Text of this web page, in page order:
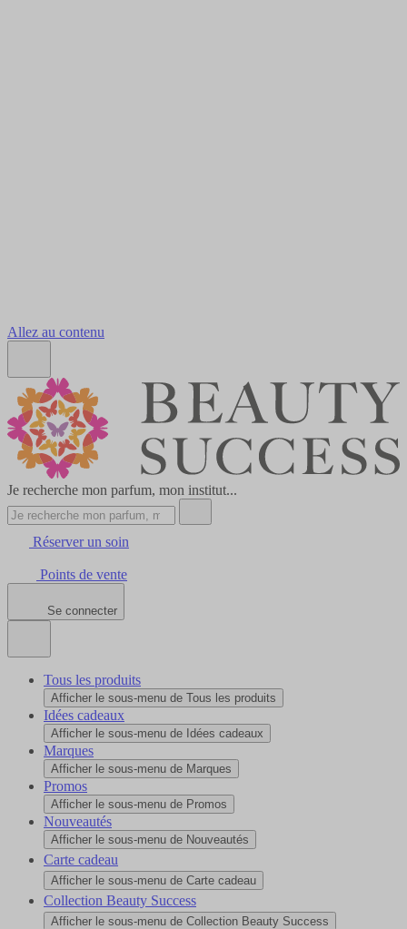
Allez au contenu
Je recherche mon parfum, mon institut...
Réserver un soin
Points de vente
Se connecter
Tous les produits
Afficher le sous-menu de Tous les produits
Idées cadeaux
Afficher le sous-menu de Idées cadeaux
Marques
Afficher le sous-menu de Marques
Promos
Afficher le sous-menu de Promos
Nouveautés
Afficher le sous-menu de Nouveautés
Carte cadeau
Afficher le sous-menu de Carte cadeau
Collection Beauty Success
Afficher le sous-menu de Collection Beauty Success